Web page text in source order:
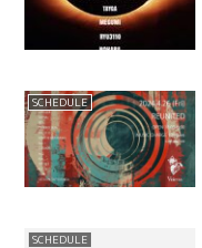
SCHEDULE
SCHEDULE